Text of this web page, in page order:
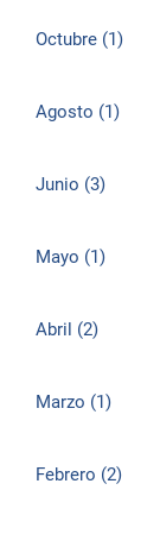
Octubre (1)
Agosto (1)
Junio (3)
Mayo (1)
Abril (2)
Marzo (1)
Febrero (2)